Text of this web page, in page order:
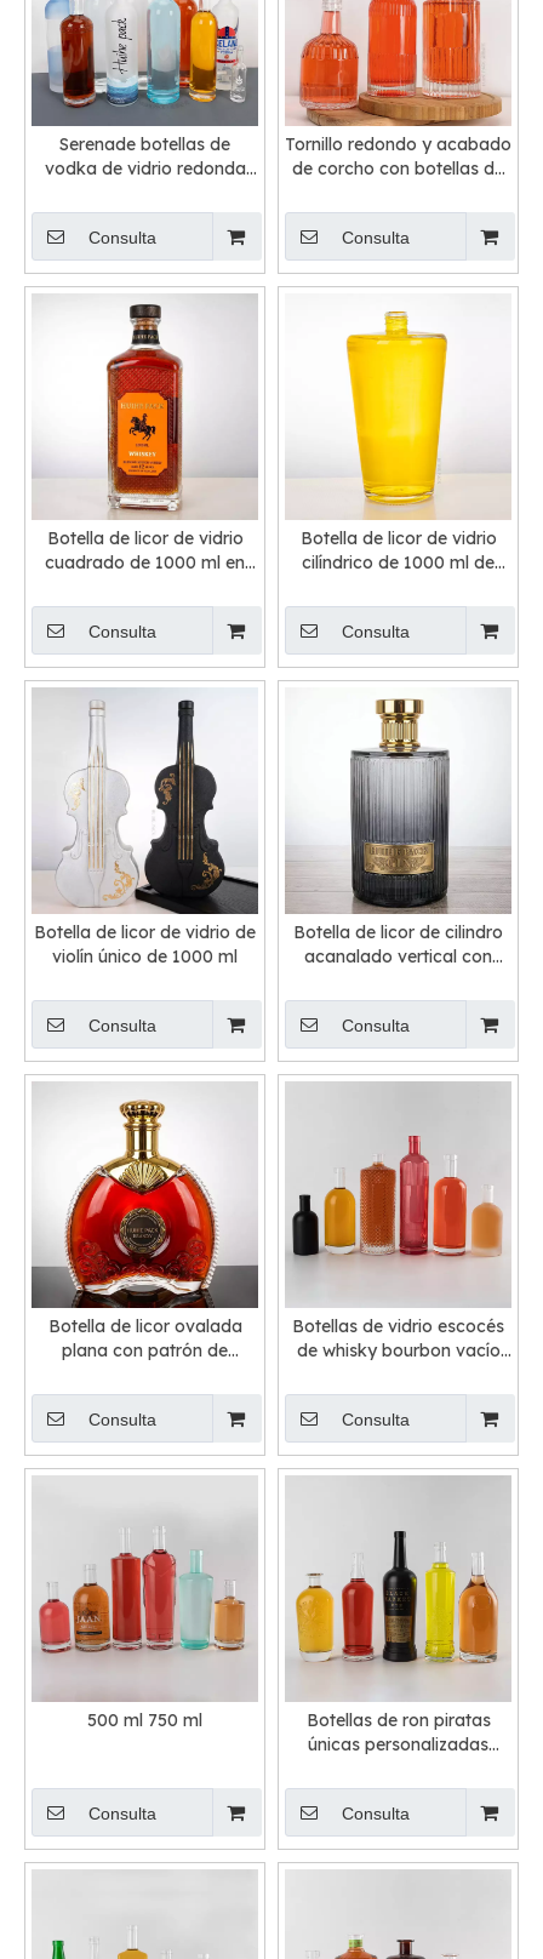
Serenade botellas de
vodka de vidrio redonda
cuello largo
Consulta
Tornillo redondo y acabado
de corcho con botellas de
Consulta
Botella de licor de vidrio
cuadrado de 1000 ml en
Consulta
Botella de licor de vidrio
cilíndrico de 1000 ml de
Consulta
Botella de licor de vidrio de
violín único de 1000 ml
Consulta
Botella de licor de cilindro
acanalado vertical con
Consulta
Botella de licor ovalada
plana con patrón de
Consulta
Botellas de vidrio escocés
de whisky bourbon vacío
la venta
Consulta
500 ml 750 ml
Consulta
Botellas de ron piratas
únicas personalizadas
oscuro vacío con barra
Consulta